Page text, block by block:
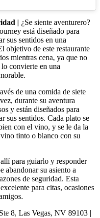
| ¿Se siente aventurero?
está diseñado para
sus sentidos en una
objetivo de este restaurante
mientras cena, ya que no
convierte en una
de una comida de siete
durante su aventura
y están diseñados para
sus sentidos. Cada plato se
con el vino, y se le da la
tinto o blanco con su
para guiarlo y responder
abandonar su asiento a
de seguridad. Esta
para citas, ocasiones
8, Las Vegas, NV 89103 |